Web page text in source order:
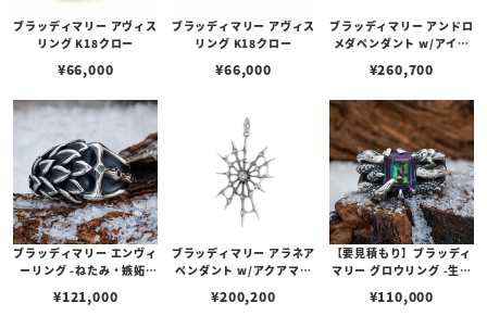
ブラッディマリー アヴィス
リング K18クロー
¥66,000
ブラッディマリー アヴィス
リング K18クロー
¥66,000
ブラッディマリー アンドロ
メダペンダント w/アイス
¥260,700
ブラッディマリー エンヴィ
ーリング -ねたみ・嫉妬-
ラックダイヤモンド
¥121,000
ブラッディマリー アラネア
ペンダント w/アクアマリ
ンド/ダイヤモンド
¥200,200
【要見積もり】ブラッディ
マリー グロウリング -生え
ズ
¥110,000